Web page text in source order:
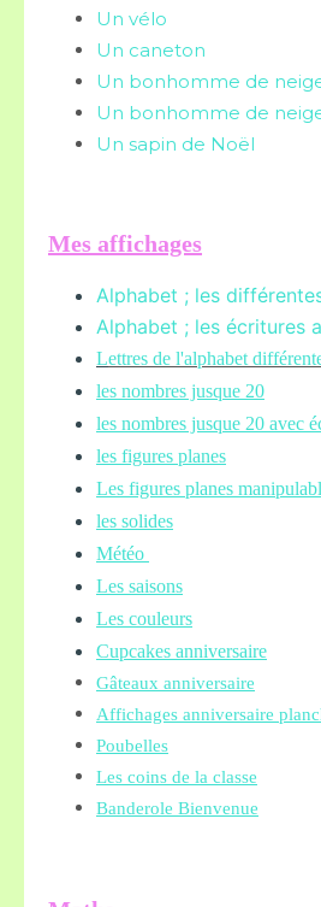
Un vélo
Un caneton
Un bonhomme de
Un bonhomme de
Un sapin de Noël
Mes affichages
Alphabet ; les
Alphabet ; les écritures
Lettres de l'alphabet
les nombres jusque 20
les nombres jusque 20 avec
les figures planes
Les figures planes
les solides
Météo
Les saisons
Les couleurs
Cupcakes anniversaire
Gâteaux anniversaire
Affichages anniversaire
Poubelles
Les coins de la classe
Banderole Bienvenue